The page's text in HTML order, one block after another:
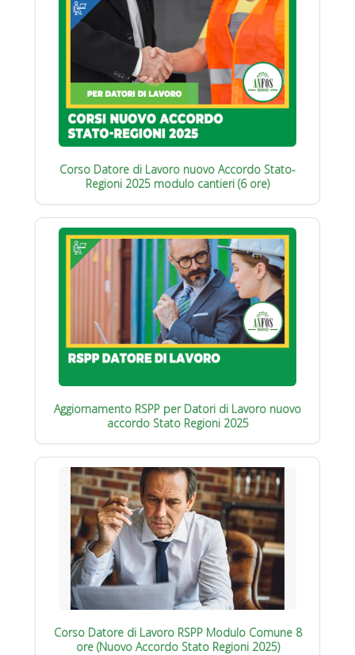
Corso Datore di Lavoro nuovo Accordo Stato-
Regioni 2025 modulo cantieri (6 ore)
Aggiornamento RSPP per Datori di Lavoro nuovo
accordo Stato Regioni 2025
Corso Datore di Lavoro RSPP Modulo Comune 8
ore (Nuovo Accordo Stato Regioni 2025)